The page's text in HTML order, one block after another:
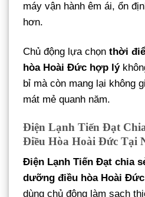
máy vận hành êm ái, ổn
hơn.
Chủ động lựa chọn thời
hòa Hoài Đức hợp lý
bỉ mà còn mang lại không
mát mẻ quanh năm.
Điện Lạnh Tiến Đạt
Điều Hòa Hoài Đức Tại
Điện Lạnh Tiến Đạt chia
dưỡng điều hòa Hoài
dùng chủ động làm sạch